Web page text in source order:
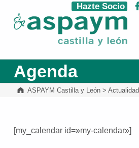
ASPAYM Castilla y León
Hazte Socio
Agenda
ASPAYM Castilla y León> Actualidad
[my_calendar id=»my-calendar»]